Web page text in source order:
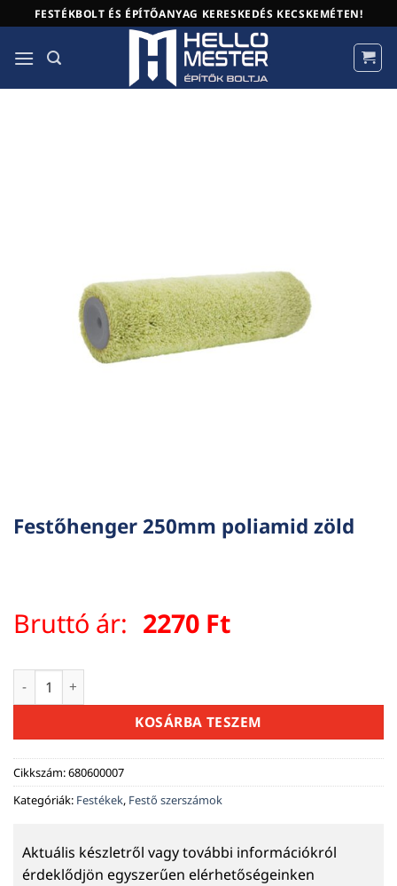
to
content
FESTÉKBOLT ÉS ÉPÍTŐANYAG KERESKEDÉS KECSKEMÉTEN!
Festőhenger 250mm poliamid zöld
Bruttó ár: 2270 Ft
Festőhenger 250mm poliamid zöld mennyiség
KOSÁRBA TESZEM
Cikkszám:680600007
Kategóriák: Festékek, Festő szerszámok
Aktuális készletről vagy további információkról
érdeklődjön egyszerűen elérhetőségeinken